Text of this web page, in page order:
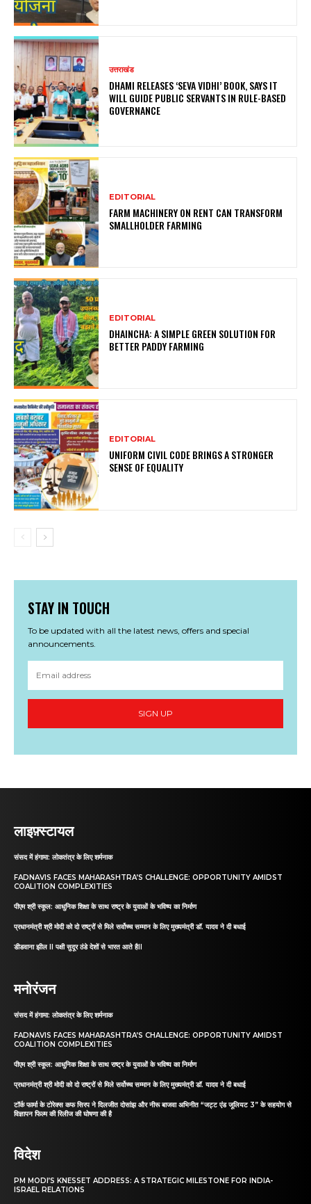
उत्तराखंड
DHAMI RELEASES ‘SEVA VIDHI’ BOOK, SAYS IT
WILL GUIDE PUBLIC SERVANTS IN RULE-BASED
GOVERNANCE
EDITORIAL
FARM MACHINERY ON RENT CAN TRANSFORM
SMALLHOLDER FARMING
EDITORIAL
DHAINCHA: A SIMPLE GREEN SOLUTION FOR
BETTER PADDY FARMING
EDITORIAL
UNIFORM CIVIL CODE BRINGS A STRONGER
SENSE OF EQUALITY
STAY IN TOUCH
To be updated with all the latest news, offers and special
announcements.
SIGN UP
लाइफ़्स्टायल
संसद में हंगामा: लोकतंत्र के लिए शर्मनाक
FADNAVIS FACES MAHARASHTRA’S CHALLENGE: OPPORTUNITY AMIDST
COALITION COMPLEXITIES
पीएम श्री स्कूल: आधुनिक शिक्षा के साथ राष्ट्र के युवाओं के भविष्य का निर्माण
प्रधानमंत्री श्री मोदी को दो राष्ट्रों से मिले सर्वोच्च सम्मान के लिए मुख्यमंत्री डॉ. यादव ने दी बधाई
डीडवाना झील II पक्षी सुदूर ठंडे देशों से भारत आते हैII
मनोरंजन
संसद में हंगामा: लोकतंत्र के लिए शर्मनाक
FADNAVIS FACES MAHARASHTRA’S CHALLENGE: OPPORTUNITY AMIDST
COALITION COMPLEXITIES
पीएम श्री स्कूल: आधुनिक शिक्षा के साथ राष्ट्र के युवाओं के भविष्य का निर्माण
प्रधानमंत्री श्री मोदी को दो राष्ट्रों से मिले सर्वोच्च सम्मान के लिए मुख्यमंत्री डॉ. यादव ने दी बधाई
टॉर्क फार्मा के टोरेक्स कफ सिरप ने दिलजीत दोसांझ और नीरू बाजवा अभिनीत “जट्ट एंड जूलियट 3” के सहयोग से
विज्ञापन फिल्म की रिलीज की घोषणा की है
विदेश
PM MODI’S KNESSET ADDRESS: A STRATEGIC MILESTONE FOR INDIA-
ISRAEL RELATIONS